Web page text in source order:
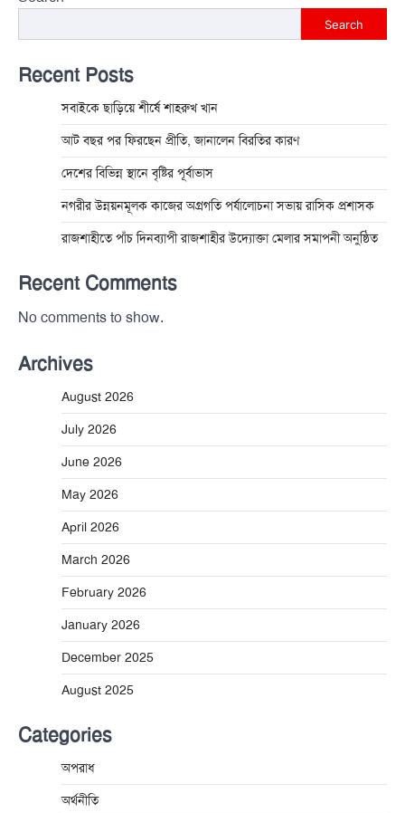
Search
Recent Posts
সবাইকে ছাড়িয়ে শীর্ষে শাহরুখ খান
আট বছর পর ফিরছেন প্রীতি, জানালেন বিরতির কারণ
দেশের বিভিন্ন স্থানে বৃষ্টির পূর্বাভাস
নগরীর উন্নয়নমূলক কাজের অগ্রগতি পর্যালোচনা সভায় রাসিক প্রশাসক
রাজশাহীতে পাঁচ দিনব্যাপী রাজশাহীর উদ্যোক্তা মেলার সমাপনী অনুষ্ঠিত
Recent Comments
No comments to show.
Archives
August 2026
July 2026
June 2026
May 2026
April 2026
March 2026
February 2026
January 2026
December 2025
August 2025
Categories
অপরাধ
অর্থনীতি